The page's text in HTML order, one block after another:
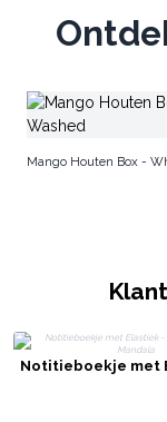
Mango Houten Box -
Notitieboekje met